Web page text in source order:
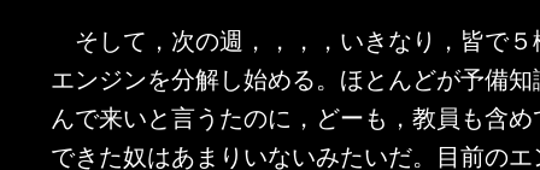
そして，次の週，，，，いきなり，皆で
エンジンを分解し始める。ほとんどが予備
んで来いと言うたのに，どーも，教員も含
できた奴はあまりいないみたいだ。目前の